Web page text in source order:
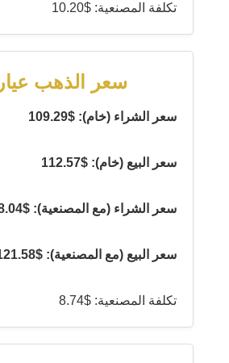
تكلفة المصنعية: $10.20
سعر الذهب عيار 18
سعر الشراء (خام): $109.29
سعر البيع (خام): $112.57
سعر الشراء (مع المصنعية): $118.04
سعر البيع (مع المصنعية): $121.58
تكلفة المصنعية: $8.74